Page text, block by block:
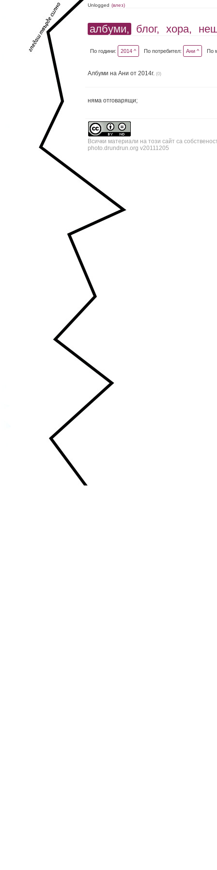
Unlogged (влез)
албуми, блог, хора,
По години: 2014 ^ По потребител: Ани ^ По
Албуми на Ани от 2014г. (0)
няма отговарящи;
Всички материали на този сайт са
photo.drundrun.org v20111205